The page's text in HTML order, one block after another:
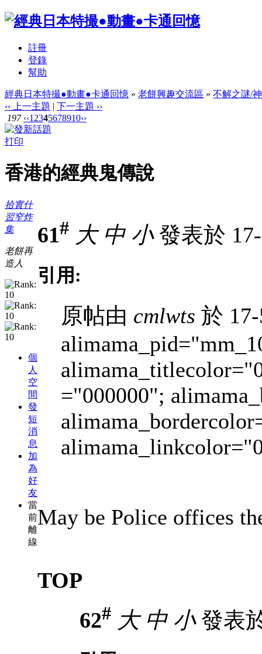
註冊
登錄
幫助
經典日本特撮●動畫●卡通回憶 » 老餅興趣交流區 » 不解之謎/
‹‹ 上一主題 | 下一主題 ››
197 ‹‹1 2345678910››
打印
香港的經典鬼傳說
拾實什
習窄炸
集
老餅再
造人
個
人
空
間
發
短
消
息
加
為
好
友
當
前
離
線
61# 大 中 小發表於
引用:
原帖由 cmlwts 於
="000000";
May be Police offices
TOP
62# 大 中 小發表